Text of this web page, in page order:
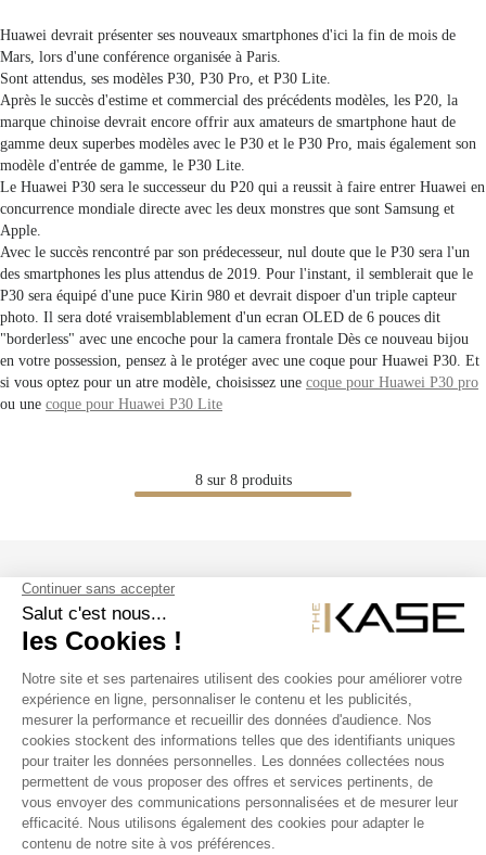
Huawei devrait présenter ses nouveaux smartphones d'ici la fin de mois de
Mars, lors d'une conférence organisée à Paris.
Sont attendus, ses modèles P30, P30 Pro, et P30 Lite.
Après le succès d'estime et commercial des précédents modèles, les P20, la
marque chinoise devrait encore offrir aux amateurs de smartphone haut de
gamme deux superbes modèles avec le P30 et le P30 Pro, mais également son
modèle d'entrée de gamme, le P30 Lite.
Le Huawei P30 sera le successeur du P20 qui a reussit à faire entrer Huawei en
concurrence mondiale directe avec les deux monstres que sont Samsung et
Apple.
Avec le succès rencontré par son prédecesseur, nul doute que le P30 sera l'un
des smartphones les plus attendus de 2019. Pour l'instant, il semblerait que le
P30 sera équipé d'une puce Kirin 980 et devrait dispoer d'un triple capteur
photo. Il sera doté vraisemblablement d'un ecran OLED de 6 pouces dit
"borderless" avec une encoche pour la camera frontale Dès ce nouveau bijou
en votre possession, pensez à le protéger avec une coque pour Huawei P30. Et
si vous optez pour un atre modèle, choisissez une coque pour Huawei P30 pro
ou une coque pour Huawei P30 Lite
8sur 8produits
NOS PRODUITS
THE KASE